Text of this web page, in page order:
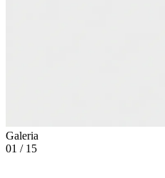
Galeria
01 / 15